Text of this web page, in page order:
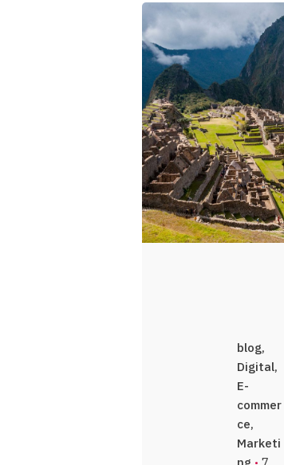
blog
Digital
E-
commer
ce
Marketi